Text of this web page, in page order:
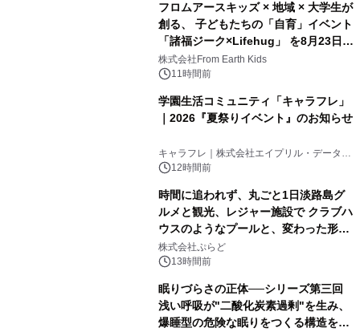
フロムアースキッズ × 地域 × 大学生が
創る、 子どもたちの「自育」イベント
「諸福ジーク×Lifehug」 を8月23日
(日)開催
株式会社From Earth Kids
11時間前
学園生活コミュニティ「キャラフレ」
｜2026『夏祭りイベント』のお知らせ
キャラフレ｜株式会社エイプリル・データ・
デザインズ
12時間前
時間に追われず、丸ごと1日淡路島グ
ルメと観光、レジャー施設で クラブハ
ウスのようなプールと、変わった形の
サウナも 「THE BOXY AWAJI」のお
得な素泊まり連泊プランで
株式会社ぷらど
13時間前
眠りづらさの正体──シリーズ第三回
浅い呼吸が"二酸化炭素過剰"を生み、
爆睡型の危険な眠りをつくる構造を解